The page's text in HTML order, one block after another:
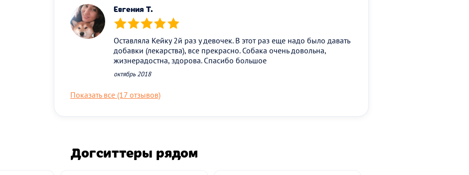
Евгения Т.
(*) (*) (*) (*) (*)
Оставляла Кейку 2й раз у девочек. В этот раз еще надо было давать
добавки (лекарства), все прекрасно. Собака очень довольна,
жизнерадостна, здорова. Спасибо большое
октябрь 2018
Показать все (17 отзывов)
Догситтеры рядом